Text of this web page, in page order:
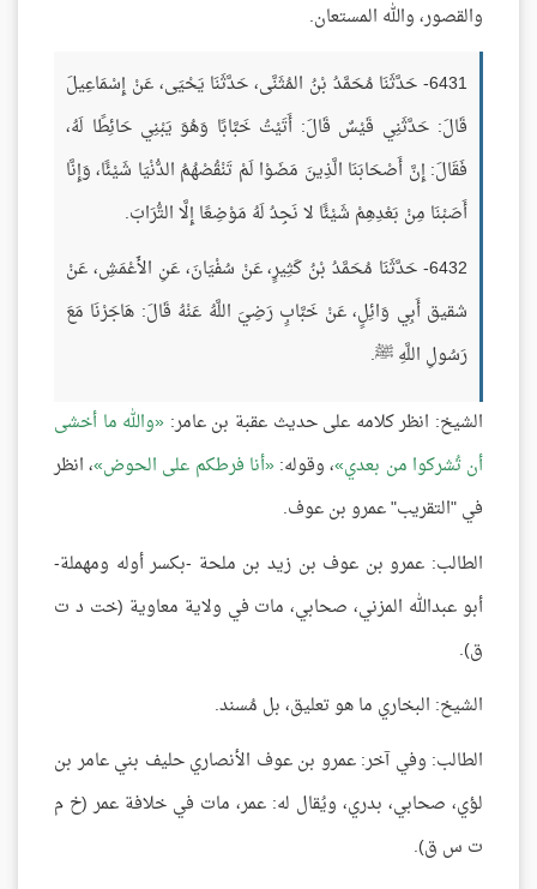
والقصور، والله المستعان.
6431- حَدَّثَنَا مُحَمَّدُ بْنُ المُثَنَّى، حَدَّثَنَا يَحْيَى، عَنْ إِسْمَاعِيلَ
قَالَ: حَدَّثَنِي قَيْسٌ قَالَ: أَتَيْتُ خَبَّابًا وَهُوَ يَبْنِي حَائِطًا لَهُ،
فَقَالَ: إِنَّ أَصْحَابَنَا الَّذِينَ مَضَوْا لَمْ تَنْقُصْهُمُ الدُّنْيَا شَيْئًا، وَإِنَّا
أَصَبْنَا مِنْ بَعْدِهِمْ شَيْئًا لا نَجِدُ لَهُ مَوْضِعًا إِلَّا التُّرَابَ.
6432- حَدَّثَنَا مُحَمَّدُ بْنُ كَثِيرٍ، عَنْ سُفْيَانَ، عَنِ الأَعْمَشِ، عَنْ
شقيق أَبِي وَائِلٍ، عَنْ خَبَّابٍ رَضِيَ اللَّهُ عَنْهُ قَالَ: هَاجَرْنَا مَعَ
رَسُولِ اللَّهِ ﷺ.
الشيخ: انظر كلامه على حديث عقبة بن عامر: والله ما أخشى
أن تُشركوا من بعدي ، وقوله: أنا فرطكم على الحوض ، انظر
في "التقريب" عمرو بن عوف.
الطالب: عمرو بن عوف بن زيد بن ملحة -بكسر أوله ومهملة-
أبو عبدالله المزني، صحابي، مات في ولاية معاوية (خت د ت
ق).
الشيخ: البخاري ما هو تعليق، بل مُسند.
الطالب: وفي آخر: عمرو بن عوف الأنصاري حليف بني عامر بن
لؤي، صحابي، بدري، ويُقال له: عمر، مات في خلافة عمر (خ م
ت س ق).